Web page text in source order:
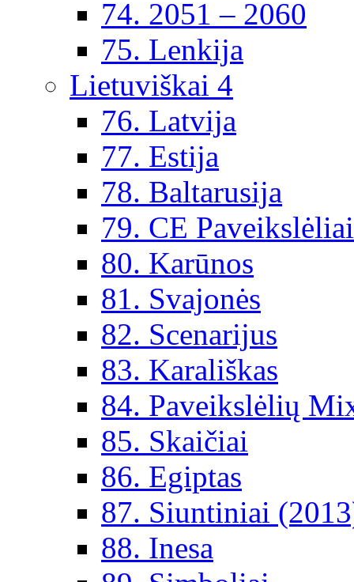
74. 2051 – 2060
75. Lenkija
Lietuviškai 4
76. Latvija
77. Estija
78. Baltarusija
79. CE
80. Karūnos
81. Svajonės
82. Scenarijus
83. Karališkas
84. Paveikslėlių
85. Skaičiai
86. Egiptas
87. Siuntiniai
88. Inesa